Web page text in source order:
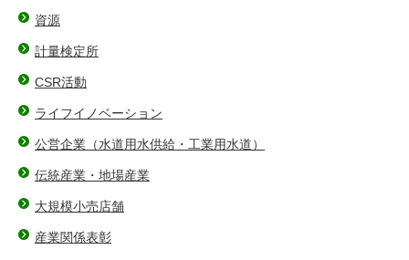
資源
計量検定所
CSR活動
ライフイノベーション
公営企業（水道用水供給・工業用水道）
伝統産業・地場産業
大規模小売店舗
産業関係表彰